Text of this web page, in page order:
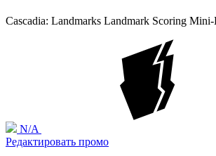
Cascadia: Landmarks Landmark Scoring Mini-
N/A
Редактировать промо